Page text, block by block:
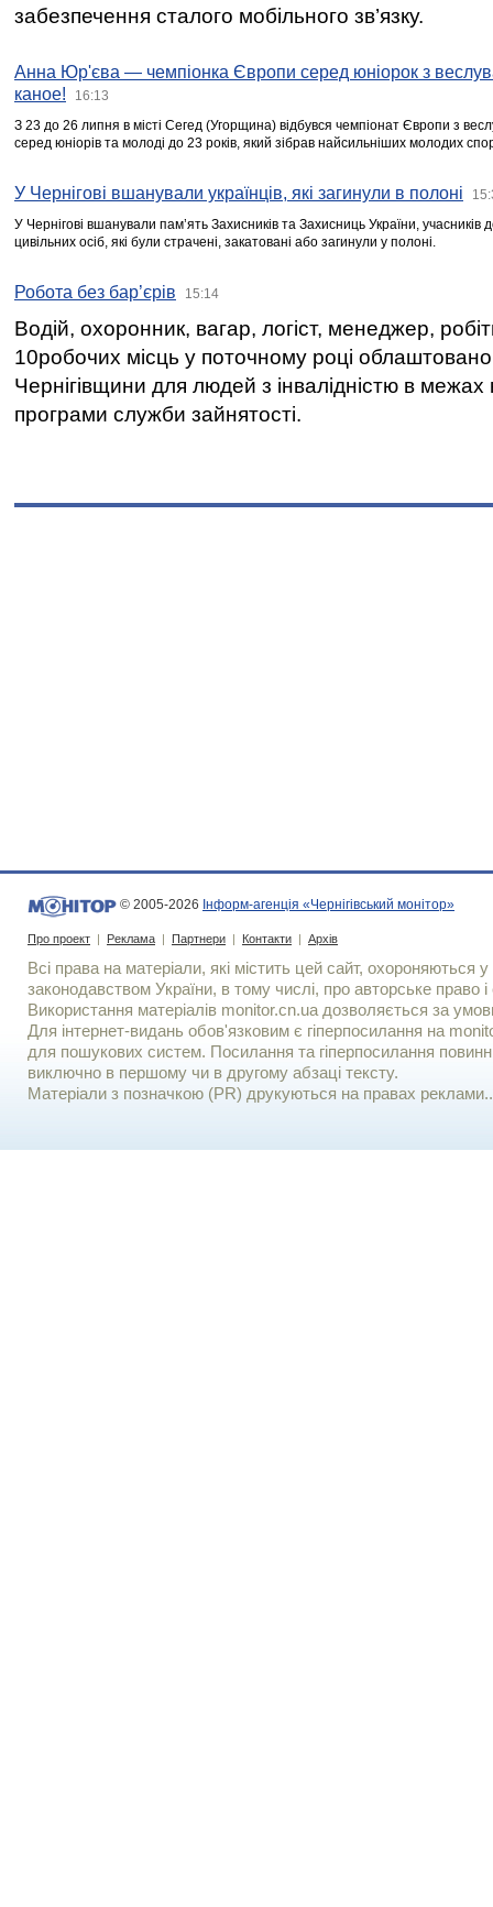
забезпечення сталого мобільного зв’язку.
Анна Юр'єва — чемпіонка Європи серед юніорок з
каное!
16:13
З 23 до 26 липня в місті Сегед (Угорщина) відбувся чемпіонат Європи з
серед юніорів та молоді до 23 років, який зібрав найсильніших молодих
У Чернігові вшанували українців, які загинули в полоні
У Чернігові вшанували пам’ять Захисників та Захисниць України,
цивільних осіб, які були страчені, закатовані або загинули у полоні.
Робота без бар’єрів 15:14
Водій, охоронник, вагар, логіст, менеджер,
10робочих місць у поточному році
Чернігівщини для людей з інвалідністю в межах
програми служби зайнятості.
© 2005-2026 Інформ-агенція «Чернігівський монітор»
Про проект | Реклама | Партнери | Контакти | Архів
Всі права на матеріали, які містить цей сайт, охороняються у
законодавством України, в тому числі, про авторське право і
Використання матерiалiв monitor.cn.ua дозволяється за
Для iнтернет-видань обов'язковим є гiперпосилання на
для пошукових систем. Посилання та гіперпосилання
виключно в першому чи в другому абзаці тексту.
Матеріали з позначкою (PR) друкуються на правах реклами..